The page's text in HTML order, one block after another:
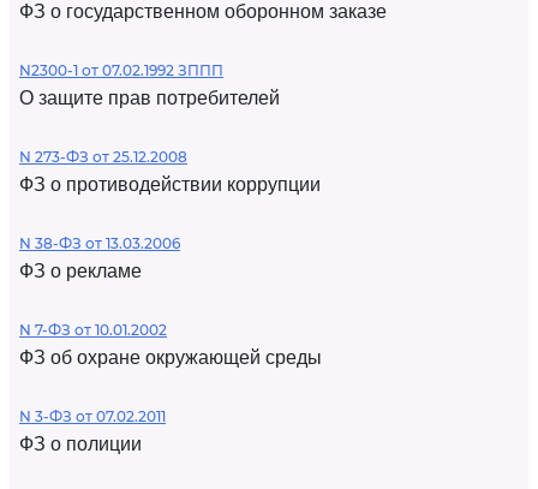
ФЗ о государственном оборонном заказе
N2300-1 от 07.02.1992 ЗППП
О защите прав потребителей
N 273-ФЗ от 25.12.2008
ФЗ о противодействии коррупции
N 38-ФЗ от 13.03.2006
ФЗ о рекламе
N 7-ФЗ от 10.01.2002
ФЗ об охране окружающей среды
N 3-ФЗ от 07.02.2011
ФЗ о полиции